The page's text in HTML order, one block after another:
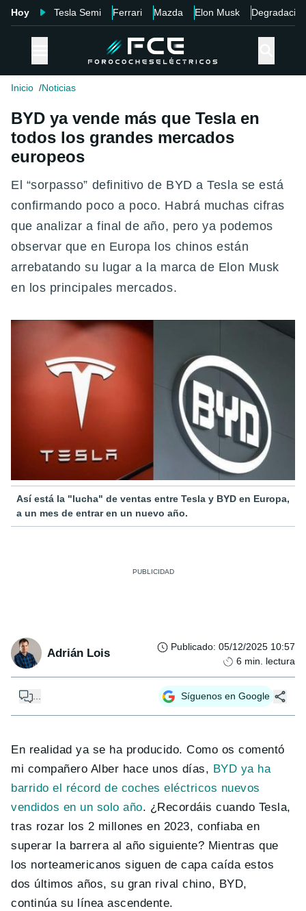
Hoy Tesla Semi Ferrari Mazda Elon Musk Degradación
Inicio Noticias
BYD ya vende más que Tesla en
todos los grandes mercados
europeos
El “sorpasso” definitivo de BYD a Tesla se está
confirmando poco a poco. Habrá muchas cifras
que analizar a final de año, pero ya podemos
observar que en Europa los chinos están
arrebatando su lugar a la marca de Elon Musk
en los principales mercados.
Así está la "lucha" de ventas entre Tesla y BYD en Europa,
a un mes de entrar en un nuevo año.
Adrián Lois Publicado: 05/12/2025 10:57
6 min. lectura
... Síguenos en Google
En realidad ya se ha producido. Como os comentó
mi compañero Alber hace unos días, BYD ya ha
barrido el récord de coches eléctricos nuevos
vendidos en un solo año. ¿Recordáis cuando Tesla,
tras rozar los 2 millones en 2023, confiaba en
superar la barrera al año siguiente? Mientras que
los norteamericanos siguen de capa caída estos
dos últimos años, su gran rival chino, BYD,
continúa su línea ascendente.